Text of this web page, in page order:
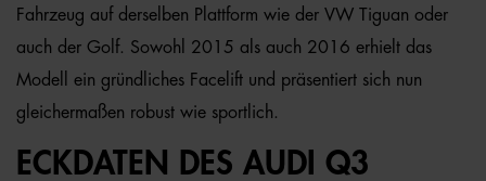
Fahrzeug auf derselben Plattform wie der VW Tiguan oder
auch der Golf. Sowohl 2015 als auch 2016 erhielt das
Modell ein gründliches Facelift und präsentiert sich nun
gleichermaßen robust wie sportlich.
ECKDATEN DES AUDI Q3